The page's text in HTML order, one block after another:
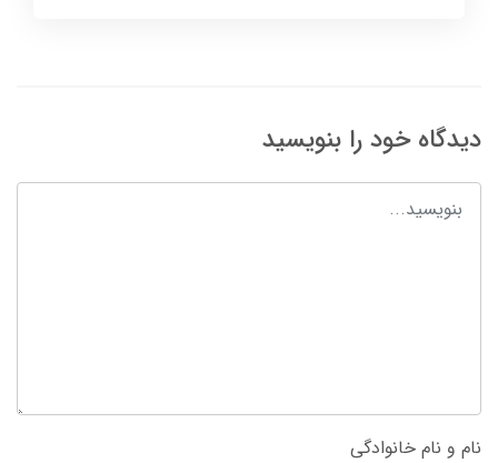
دیدگاه خود را بنویسید
نام و نام خانوادگی